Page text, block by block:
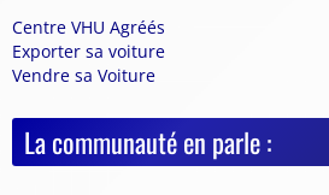
Centre VHU Agréés
Exporter sa voiture
Vendre sa Voiture
La communauté en parle :